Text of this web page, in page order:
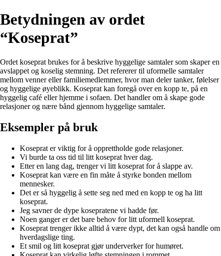
Betydningen av ordet
“Koseprat”
Ordet koseprat brukes for å beskrive hyggelige samtaler som skaper en
avslappet og koselig stemning. Det refererer til uformelle samtaler
mellom venner eller familiemedlemmer, hvor man deler tanker, følelser
og hyggelige øyeblikk. Koseprat kan foregå over en kopp te, på en
hyggelig café eller hjemme i sofaen. Det handler om å skape gode
relasjoner og nære bånd gjennom hyggelige samtaler.
Eksempler på bruk
Koseprat er viktig for å opprettholde gode relasjoner.
Vi burde ta oss tid til litt koseprat hver dag.
Etter en lang dag, trenger vi litt koseprat for å slappe av.
Koseprat kan være en fin måte å styrke bonden mellom
mennesker.
Det er så hyggelig å sette seg ned med en kopp te og ha litt
koseprat.
Jeg savner de dype kosepratene vi hadde før.
Noen ganger er det bare behov for litt uformell koseprat.
Koseprat trenger ikke alltid å være dypt, det kan også handle om
hverdagslige ting.
Et smil og litt koseprat gjør underverker for humøret.